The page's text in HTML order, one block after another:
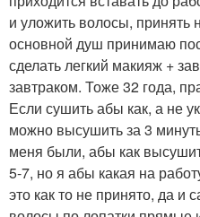
и уложить волосы, принять
основной душ принимаю
сделать легкий макияж +
завтраком. Тоже 32 года,
Если сушить абы как, а не
можно высушить за 3
меня были, абы как
5-7, но я абы какая на
это как то не принято, да и